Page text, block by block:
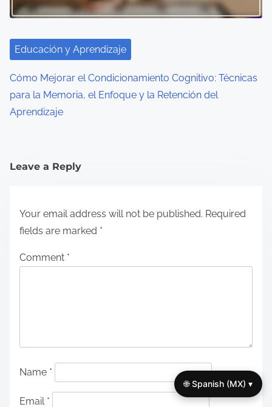
Educación y Aprendizaje
Cómo Mejorar el Condicionamiento Cognitivo: Técnicas
para la Memoria, el Enfoque y la Retención del
Aprendizaje
Leave a Reply
Your email address will not be published. Required
fields are marked *
Comment *
Name *
Email *
🌐 Spanish (MX) ▾